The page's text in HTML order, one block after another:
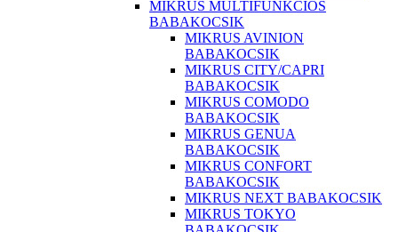
MIKRUS MULTIFUNKCIÓS
BABAKOCSIK
MIKRUS AVINION
BABAKOCSIK
MIKRUS CITY/CAPRI
BABAKOCSIK
MIKRUS COMODO
BABAKOCSIK
MIKRUS GENUA
BABAKOCSIK
MIKRUS CONFORT
BABAKOCSIK
MIKRUS NEXT BABAKOCSIK
MIKRUS TOKYO